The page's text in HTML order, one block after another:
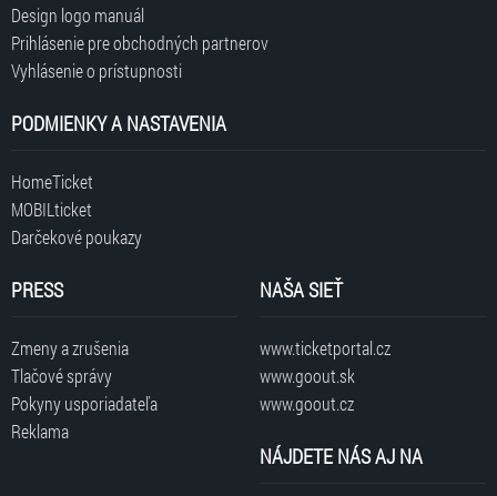
Design logo manuál
Prihlásenie pre obchodných partnerov
Vyhlásenie o prístupnosti
PODMIENKY A NASTAVENIA
HomeTicket
MOBILticket
Darčekové poukazy
PRESS
Zmeny a zrušenia
Tlačové správy
Pokyny usporiadateľa
Reklama
NAŠA SIEŤ
www.ticketportal.cz
www.goout.sk
www.goout.cz
NÁJDETE NÁS AJ NA